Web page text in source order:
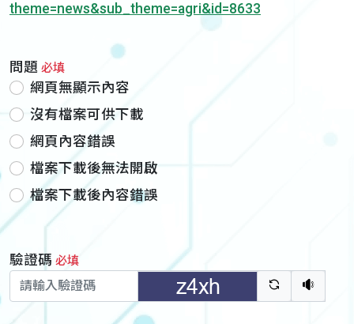
theme=news&sub_theme=agri&id=8633
問題 必填
網頁無顯示內容
沒有檔案可供下載
網頁內容錯誤
檔案下載後無法開啟
檔案下載後內容錯誤
驗證碼 必填
驗證碼重新
聽語